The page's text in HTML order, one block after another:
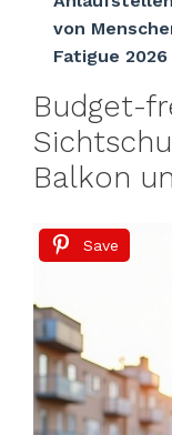
von
Fatigue 2026
Budget-
Balkon
Save